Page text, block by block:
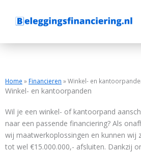
Home » Financieren »Winkel- en
Winkel- en kantoorpanden
Wil je een winkel- of kantoorpand
naar een passende financiering? Als
wij maatwerkoplossingen en kunnen wij
tot wel €15.000.000,- afsluiten. Dankzij